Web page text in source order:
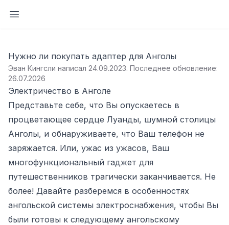
Открыть боковую панель
Нужно ли покупать адаптер для Анголы
Эван Кингсли написал 24.09.2023. Последнее обновление:
26.07.2026
Электричество в Анголе
Представьте себе, что Вы опускаетесь в
процветающее сердце Луанды, шумной столицы
Анголы, и обнаруживаете, что Ваш телефон не
заряжается. Или, ужас из ужасов, Ваш
многофункциональный гаджет для
путешественников трагически заканчивается. Не
более! Давайте разберемся в особенностях
ангольской системы электроснабжения, чтобы Вы
были готовы к следующему ангольскому